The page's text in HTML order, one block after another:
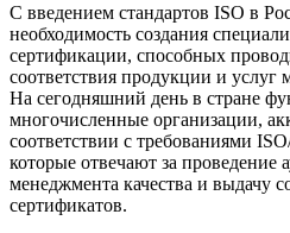
С введением стандартов ISO в
необходимость создания
сертификации, способных
соответствия продукции и
На сегодняшний день в стране
многочисленные организации,
соответствии с требованиями
которые отвечают за проведение
менеджмента качества и выдачу
сертификатов.